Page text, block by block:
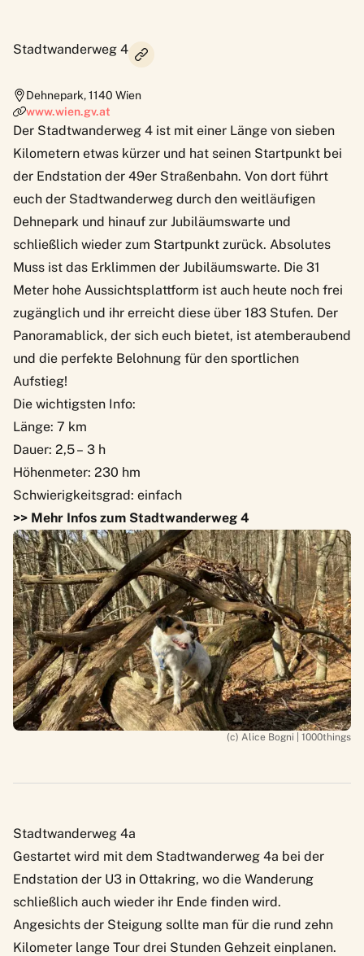
Stadtwanderweg 4
Dehnepark,1140 Wien
www.wien.gv.at
Der Stadtwanderweg 4 ist mit einer Länge von sieben
Kilometern etwas kürzer und hat seinen Startpunkt bei
der Endstation der 49er Straßenbahn. Von dort führt
euch der Stadtwanderweg durch den weitläufigen
Dehnepark und hinauf zur Jubiläumswarte und
schließlich wieder zum Startpunkt zurück. Absolutes
Muss ist das Erklimmen der Jubiläumswarte. Die 31
Meter hohe Aussichtsplattform ist auch heute noch frei
zugänglich und ihr erreicht diese über 183 Stufen. Der
Panoramablick, der sich euch bietet, ist atemberaubend
und die perfekte Belohnung für den sportlichen
Aufstieg!
Die wichtigsten Info:
Länge: 7 km
Dauer: 2,5 – 3 h
Höhenmeter: 230 hm
Schwierigkeitsgrad: einfach
>> Mehr Infos zum Stadtwanderweg 4
(c) Alice Bogni | 1000things
Stadtwanderweg 4a
Gestartet wird mit dem Stadtwanderweg 4a bei der
Endstation der U3 in Ottakring, wo die Wanderung
schließlich auch wieder ihr Ende finden wird.
Angesichts der Steigung sollte man für die rund zehn
Kilometer lange Tour drei Stunden Gehzeit einplanen.